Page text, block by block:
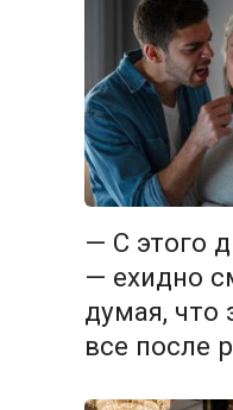
— С этого
— ехидно
думая, что
все после